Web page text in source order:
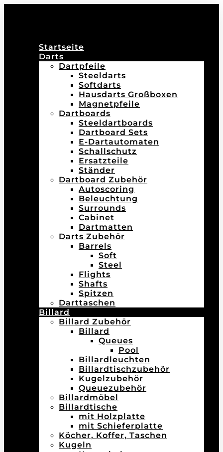
Startseite
Darts
Dartpfeile
Steeldarts
Softdarts
Hausdarts Großboxen
Magnetpfeile
Dartboards
Steeldartboards
Dartboard Sets
E-Dartautomaten
Schallschutz
Ersatzteile
Ständer
Dartboard Zubehör
Autoscoring
Beleuchtung
Surrounds
Cabinet
Dartmatten
Darts Zubehör
Barrels
Soft
Steel
Flights
Shafts
Spitzen
Darttaschen
Billard
Billard Zubehör
Billard
Queues
Pool
Billardleuchten
Billardtischzubehör
Kugelzubehör
Queuezubehör
Billardmöbel
Billardtische
mit Holzplatte
mit Schieferplatte
Köcher, Koffer, Taschen
Kugeln